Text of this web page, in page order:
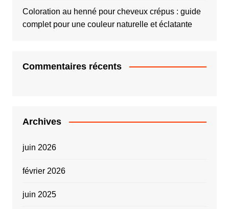
Coloration au henné pour cheveux crépus : guide
complet pour une couleur naturelle et éclatante
Commentaires récents
Archives
juin 2026
février 2026
juin 2025